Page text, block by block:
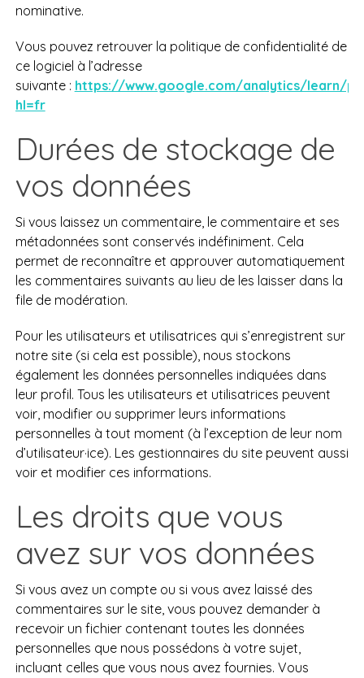
nominative.
Vous pouvez retrouver la politique de confidentialité de
ce logiciel à l’adresse
suivante : https://www.google.com/analytics/learn/
hl=fr
Durées de stockage de
vos données
Si vous laissez un commentaire, le commentaire et ses
métadonnées sont conservés indéfiniment. Cela
permet de reconnaître et approuver automatiquement
les commentaires suivants au lieu de les laisser dans la
file de modération.
Pour les utilisateurs et utilisatrices qui s’enregistrent sur
notre site (si cela est possible), nous stockons
également les données personnelles indiquées dans
leur profil. Tous les utilisateurs et utilisatrices peuvent
voir, modifier ou supprimer leurs informations
personnelles à tout moment (à l’exception de leur nom
d’utilisateur·ice). Les gestionnaires du site peuvent aussi
voir et modifier ces informations.
Les droits que vous
avez sur vos données
Si vous avez un compte ou si vous avez laissé des
commentaires sur le site, vous pouvez demander à
recevoir un fichier contenant toutes les données
personnelles que nous possédons à votre sujet,
incluant celles que vous nous avez fournies. Vous